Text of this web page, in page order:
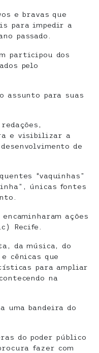
e bravas que
para impedir a
passado.
participou dos
pelo
assunto para suas
e visibilizar a
de
“vaquinhas”
únicas fontes
ações
Recife.
da música, do
cênicas que
para ampliar
na
uma bandeira do
do poder público
fazer com